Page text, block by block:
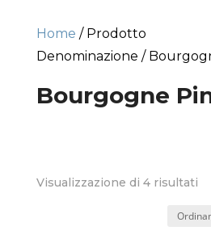
Home / Prodotto
Denominazione /
Bourgogne
Visualizzazione di 4 risultati